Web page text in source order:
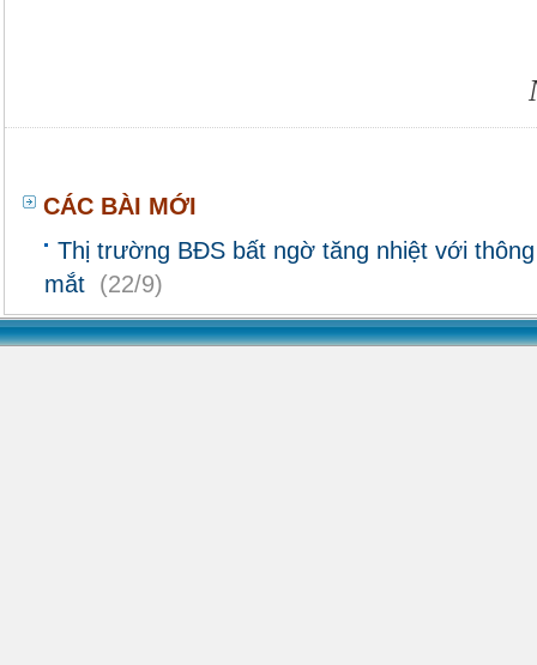
CÁC BÀI MỚI
Thị trường BĐS bất ngờ tăng nhiệt với
mắt (22/9)